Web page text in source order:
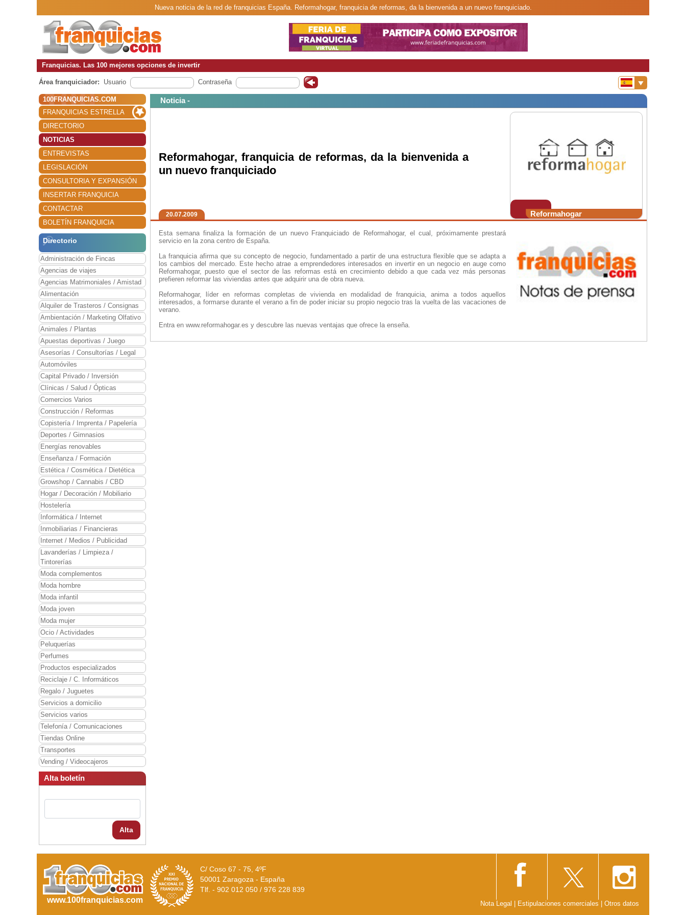
Nueva noticia de la red de franquicias España. Reformahogar, franquicia de reformas, da la bienvenida a un nuevo franquiciado.
Franquicias. Las 100 mejores opciones de invertir
Área franquiciador: Usuario Contraseña
100FRANQUICIAS.COM
FRANQUICIAS ESTRELLA
DIRECTORIO
NOTICIAS
ENTREVISTAS
LEGISLACIÓN
CONSULTORIA Y EXPANSIÓN
INSERTAR FRANQUICIA
CONTACTAR
BOLETÍN FRANQUICIA
Directorio
Administración de Fincas
Agencias de viajes
Agencias Matrimoniales / Amistad
Alimentación
Alquiler de Trasteros / Consignas
Ambientación / Marketing Olfativo
Animales / Plantas
Apuestas deportivas / Juego
Asesorías / Consultorías / Legal
Automóviles
Capital Privado / Inversión
Clínicas / Salud / Ópticas
Comercios Varios
Construcción / Reformas
Copistería / Imprenta / Papelería
Deportes / Gimnasios
Energías renovables
Enseñanza / Formación
Estética / Cosmética / Dietética
Growshop / Cannabis / CBD
Hogar / Decoración / Mobiliario
Hostelería
Informática / Internet
Inmobiliarias / Financieras
Internet / Medios / Publicidad
Lavanderías / Limpieza /
Tintorerías
Moda complementos
Moda hombre
Moda infantil
Moda joven
Moda mujer
Ocio / Actividades
Peluquerías
Perfumes
Productos especializados
Reciclaje / C. Informáticos
Regalo / Juguetes
Servicios a domicilio
Servicios varios
Telefonía / Comunicaciones
Tiendas Online
Transportes
Vending / Videocajeros
Alta boletín
Alta
Noticia -
Reformahogar
Reformahogar, franquicia de reformas, da la bienvenida a
un nuevo franquiciado
20.07.2009
Esta semana finaliza la formación de un nuevo Franquiciado de Reformahogar, el cual, próximamente prestará
servicio en la zona centro de España.
La franquicia afirma que su concepto de negocio, fundamentado a partir de una estructura flexible que se adapta a
los cambios del mercado. Este hecho atrae a emprendedores interesados en invertir en un negocio en auge como
Reformahogar, puesto que el sector de las reformas está en crecimiento debido a que cada vez más personas
prefieren reformar las viviendas antes que adquirir una de obra nueva.
Reformahogar, líder en reformas completas de vivienda en modalidad de franquicia, anima a todos aquellos
interesados, a formarse durante el verano a fin de poder iniciar su propio negocio tras la vuelta de las vacaciones de
verano.
Entra en www.reformahogar.es y descubre las nuevas ventajas que ofrece la enseña.
www.100franquicias.com
C/ Coso 67 - 75, 4ºF
50001 Zaragoza - España
Tlf. - 902 012 050 / 976 228 839
Nota Legal Estipulaciones comerciales Otros datos